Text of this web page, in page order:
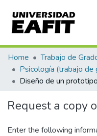
Communities &
All of DSpace
Home Trabajo de
Psicología (trabajo de
Request a copy
Enter the following